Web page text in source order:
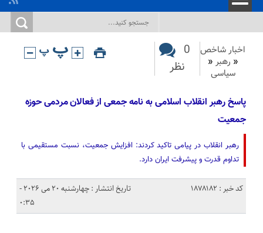
اخبار شاخص
« رهبر «
سیاسی
0
نظر
پاسخ رهبر انقلاب اسلامی به نامه جمعی از فعالان مردمی حوزه
جمعیت
رهبر انقلاب در پیامی تاکید کردند: افزایش جمعیت، نسبت مستقیمی با
تداوم قدرت و پیشرفت ایران دارد.
کد خبر : 1878182
تاریخ انتشار : چهارشنبه 20 می 2026 -
0:35